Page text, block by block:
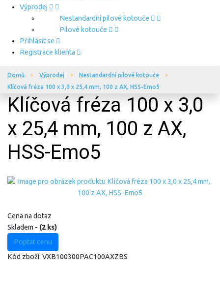
Výprodej
Nestandardní pilové kotouče
Pilové kotouče
Přihlásit se
Registrace klienta
Domů Výprodej
Nestandardní pilové kotouče
Klíčová fréza 100 x 3,0 x 25,4 mm, 100 z AX, HSS-Emo5
Klíčová fréza 100 x 3,0
x 25,4 mm, 100 z AX,
HSS-Emo5
Cena na dotaz
Skladem - (2 ks)
Poptat cenu
Kód zboží: VXB100300PAC100AXZBS